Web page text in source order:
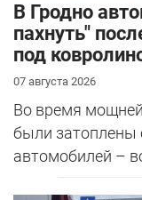
В Гродно
пахнуть"
под
07 августа 2026
Во время
были затоплены
автомобилей –